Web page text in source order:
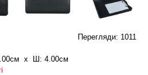
Перегляди: 1011
x Ш: 4.00см